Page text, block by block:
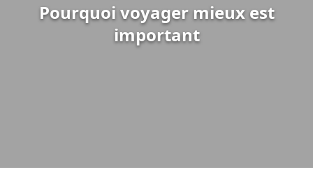
Pourquoi voyager mieux est
important